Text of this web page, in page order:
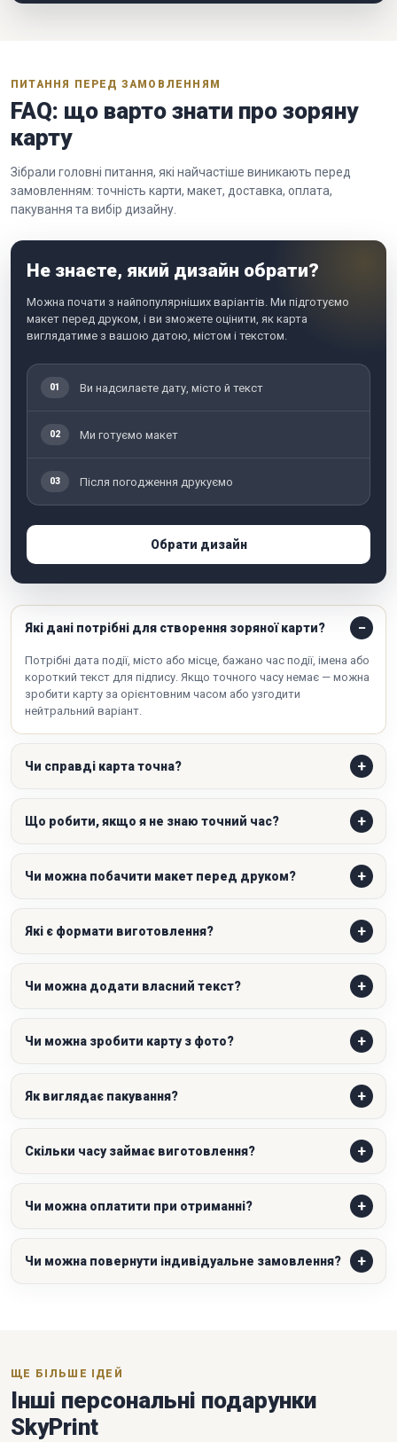
ПИТАННЯ ПЕРЕД ЗАМОВЛЕННЯМ
FAQ: що варто знати про зоряну
карту
Зібрали головні питання, які найчастіше виникають перед
замовленням: точність карти, макет, доставка, оплата,
пакування та вибір дизайну.
Не знаєте, який дизайн обрати?
Можна почати з найпопулярніших варіантів. Ми підготуємо
макет перед друком, і ви зможете оцінити, як карта
виглядатиме з вашою датою, містом і текстом.
01 Ви надсилаєте дату, місто й текст
02 Ми готуємо макет
03 Після погодження друкуємо
Обрати дизайн
Які дані потрібні для створення зоряної карти?
Потрібні дата події, місто або місце, бажано час події, імена або
короткий текст для підпису. Якщо точного часу немає — можна
зробити карту за орієнтовним часом або узгодити
нейтральний варіант.
Чи справді карта точна?
Що робити, якщо я не знаю точний час?
Чи можна побачити макет перед друком?
Які є формати виготовлення?
Чи можна додати власний текст?
Чи можна зробити карту з фото?
Як виглядає пакування?
Скільки часу займає виготовлення?
Чи можна оплатити при отриманні?
Чи можна повернути індивідуальне замовлення?
ЩЕ БІЛЬШЕ ІДЕЙ
Інші персональні подарунки
SkyPrint